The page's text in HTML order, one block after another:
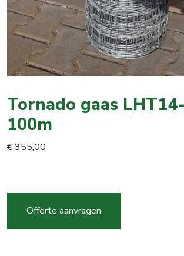
Tornado gaas
100m
€355,00
Offerte aanvragen